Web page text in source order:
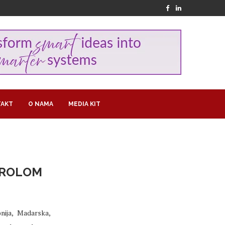
O NAMA MEDIA KIT
Madarska,